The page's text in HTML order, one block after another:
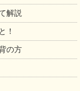
解説
！
の方